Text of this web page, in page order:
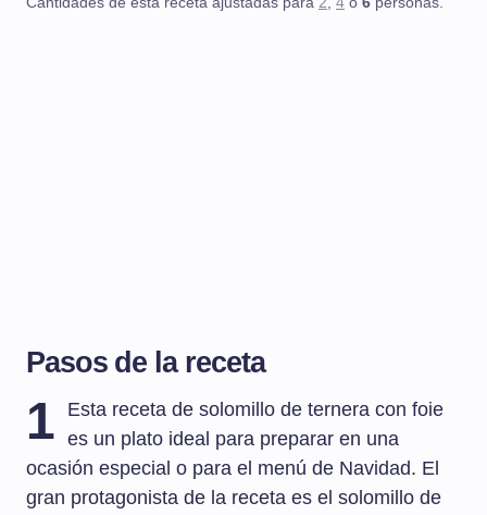
Pasos de la receta
1
Esta receta de solomillo de ternera con foie
es un plato ideal para preparar en una
ocasión especial o para el menú de Navidad. El
gran protagonista de la receta es el solomillo de